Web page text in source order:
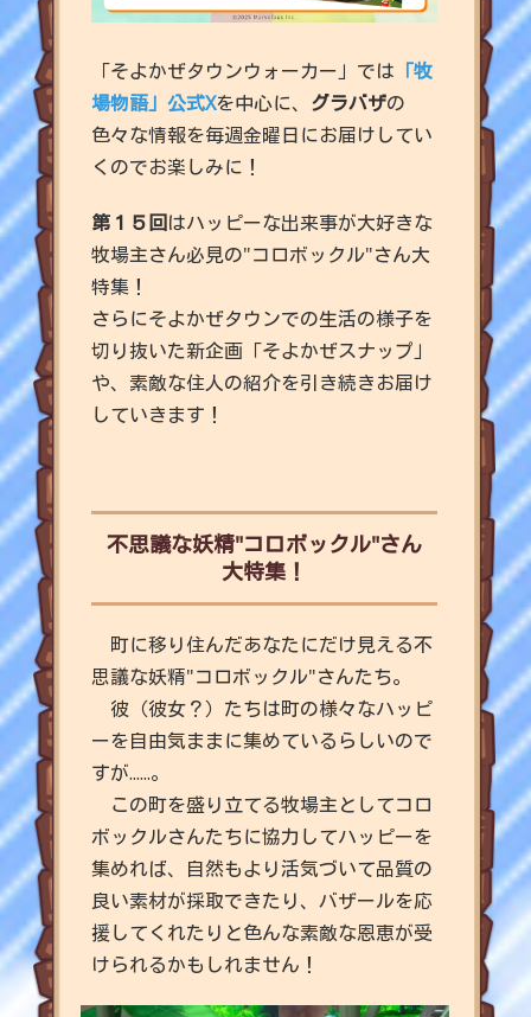
「そよかぜタウンウォーカー」では 「牧
場物語」公式Xを中心に、 グラバザの
色々な情報を毎週金曜日にお届けしてい
くのでお楽しみに！
第１５回はハッピーな出来事が大好きな
牧場主さん必見の"コロボックル"さん大
特集！
さらにそよかぜタウンでの生活の様子を
切り抜いた新企画「そよかぜスナップ」
や、素敵な住人の紹介を引き続きお届け
していきます！
不思議な妖精"コロボックル"さん
大特集！
町に移り住んだあなたにだけ見える不
思議な妖精"コロボックル"さんたち。
彼（彼女？）たちは町の様々なハッピ
ーを自由気ままに集めているらしいので
すが......。
この町を盛り立てる牧場主としてコロ
ボックルさんたちに協力してハッピーを
集めれば、自然もより活気づいて品質の
良い素材が採取できたり、バザールを応
援してくれたりと色んな素敵な恩恵が受
けられるかもしれません！